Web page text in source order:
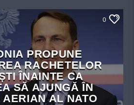
0
PROPUNE
RACHETELOR
ÎNAINTE CA
SĂ AJUNGĂ ÎN
AERIAN AL NATO